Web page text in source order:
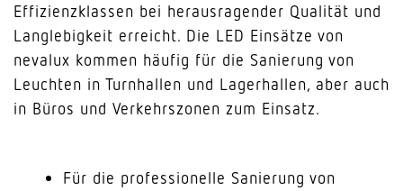
Effizienzklassen bei herausragender Qualität und
Langlebigkeit erreicht. Die LED Einsätze von
nevalux kommen häufig für die Sanierung von
Leuchten in Turnhallen und Lagerhallen, aber auch
in Büros und Verkehrszonen zum Einsatz.
Für die professionelle Sanierung von